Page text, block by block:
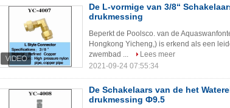
De L-vormige van 3/8“
drukmessing
Beperkt de Poolsco. van de
Hongkong Yicheng,) is erkend als een
zwembad ...
Lees meer
2021-09-24 07:55:34
De Schakelaars van de het
drukmessing Ф9.5